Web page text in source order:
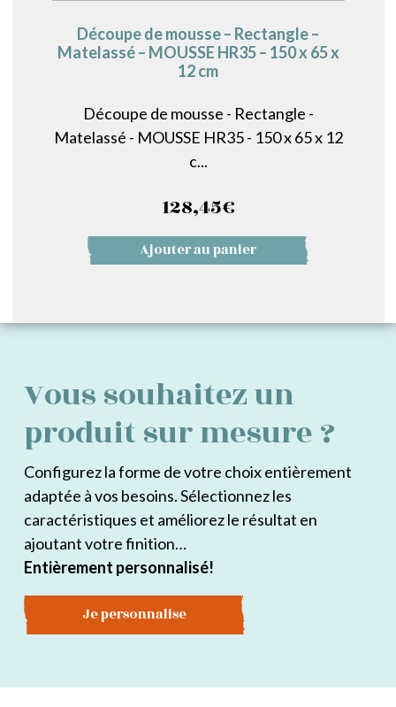
Découpe de mousse – Rectangle –
Matelassé – MOUSSE HR35 – 150 x 65 x
12 cm
Découpe de mousse - Rectangle -
Matelassé - MOUSSE HR35 - 150 x 65 x 12
c...
128,45€
Ajouter au panier
Vous souhaitez un
produit sur mesure ?
Configurez la forme de votre choix entièrement
adaptée à vos besoins. Sélectionnez les
caractéristiques et améliorez le résultat en
ajoutant votre finition…
Entièrement personnalisé!
Je personnalise